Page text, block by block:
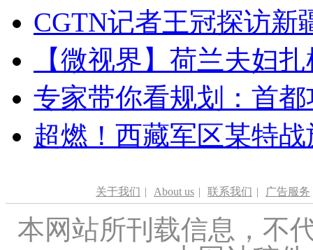
CGTN记者王冠探访新
【微视界】荷兰夫妇
专家带你看规划：首
超燃！西藏军区某特
关于我们 | About us | 联系我们 | 广告服务
本网站所刊载信息，不